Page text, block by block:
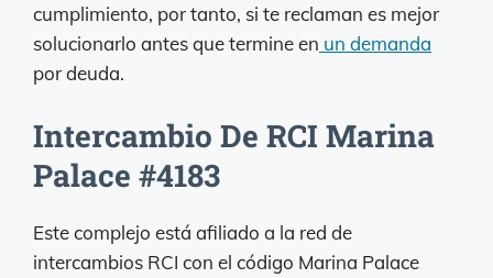
cumplimiento, por tanto, si te reclaman es mejor
solucionarlo antes que termine en un demanda
por deuda.
Intercambio De RCI Marina
Palace #4183
Este complejo está afiliado a la red de
intercambios RCI con el código Marina Palace